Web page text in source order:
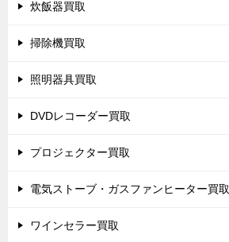
炊飯器買取
掃除機買取
照明器具買取
DVDレコーダー買取
プロジェクター買取
電気ストーブ・ガスファンヒーター買取
ワインセラー買取